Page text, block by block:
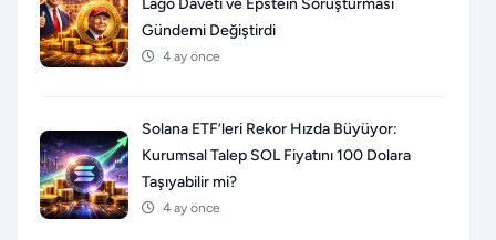
Lago Daveti ve Epstein Soruşturması
Gündemi Değiştirdi
4 ay önce
Solana ETF’leri Rekor Hızda Büyüyor:
Kurumsal Talep SOL Fiyatını 100 Dolara
Taşıyabilir mi?
4 ay önce